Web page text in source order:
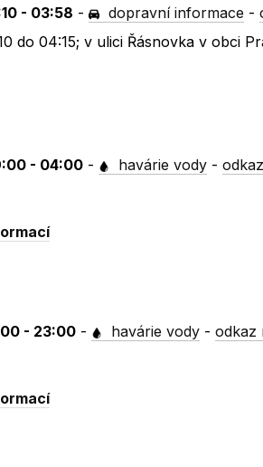
- 03:58 - dopravní informace -
do 04:15; v ulici Řásnovka v obci
- 04:00 - havárie vody -
- 23:00 - havárie vody -odkaz